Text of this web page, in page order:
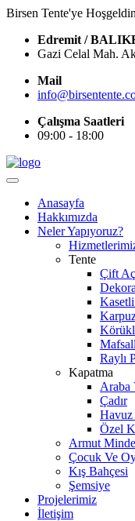
Birsen Tente'ye
Edremit /
Gazi Celal Mah.
Mail
Çalışma Saatleri
09:00 - 18:00
Anasayfa
Hakkımızda
Neler Yapıyoruz?
Tente
Çift
Raylı
Kapatma
Araba
Çadır
Havuz
Özel
Armut
Çocuk Ve
Kış Bahçesi
Şemsiye
Projelerimiz
İletişim